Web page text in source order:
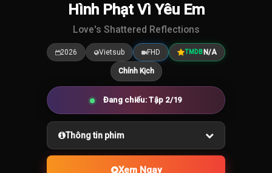
7.5
Hình Phạt Vì Yêu Em
Love's Shattered Reflections
2026 Vietsub FHD TMDB N/A
Chính Kịch
Đang chiếu: Tập 2/19
Thông tin phim
Xem Ngay